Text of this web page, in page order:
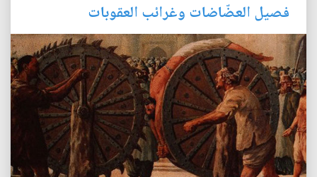
فصيل العضّاضات وغرائب العقوبات